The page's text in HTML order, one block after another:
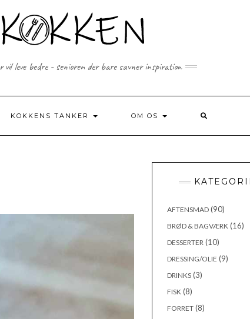
leve bedre - senioren der bare savner inspiration
KOKKENS TANKER OM OS
AFTENSMAD(90)
BRØD & BAGVÆRK (16)
DESSERTER (10)
DRESSING/OLIE (9)
DRINKS(3)
FISK (8)
FORRET(8)